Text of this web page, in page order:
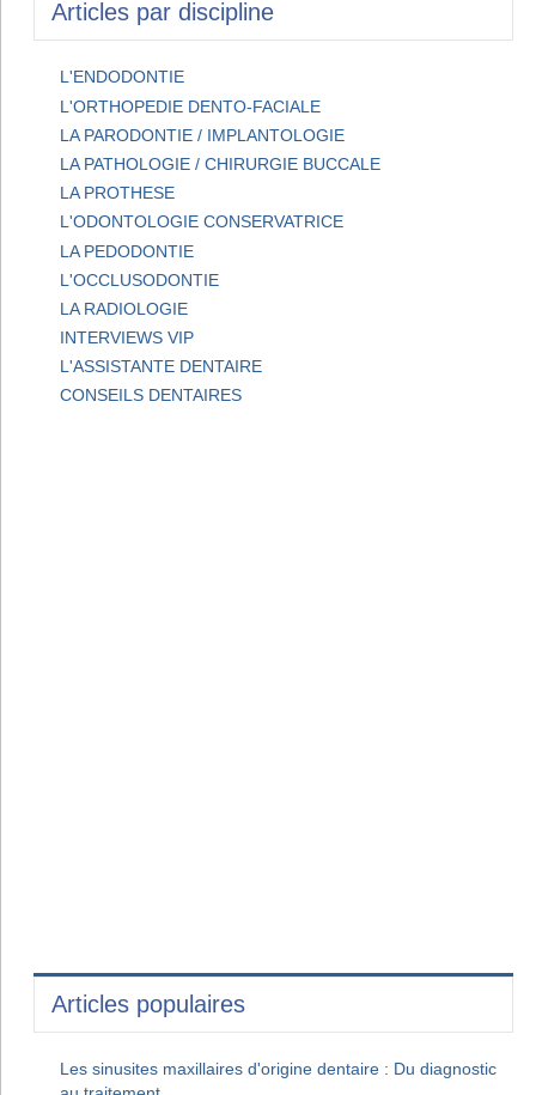
Articles par discipline
L'ENDODONTIE
L'ORTHOPEDIE DENTO-FACIALE
LA PARODONTIE / IMPLANTOLOGIE
LA PATHOLOGIE / CHIRURGIE BUCCALE
LA PROTHESE
L'ODONTOLOGIE CONSERVATRICE
LA PEDODONTIE
L'OCCLUSODONTIE
LA RADIOLOGIE
INTERVIEWS VIP
L'ASSISTANTE DENTAIRE
CONSEILS DENTAIRES
Articles populaires
Les sinusites maxillaires d'origine dentaire : Du diagnostic